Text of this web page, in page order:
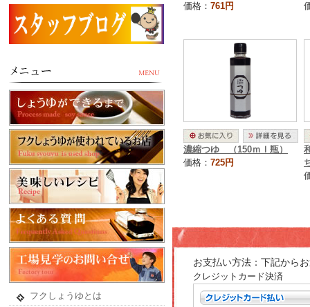
フクしょうゆとは
価格： 761円
濃縮つゆ （150ｍｌ瓶）
価格： 725円
お支払い方法：下記から
クレジットカード決済